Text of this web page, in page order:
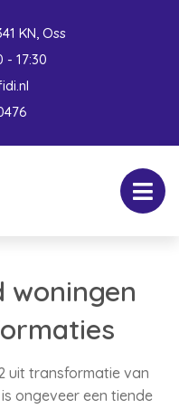
KN, Oss
- 17:30
woningen
uit transformatie van
ongeveer een tiende